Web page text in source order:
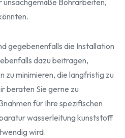
Bohrarbeiten,
gegebenenfalls die Installation
dazu beitragen,
zu minimieren, die langfristig zu
beraten Sie gerne zu
für Ihre spezifischen
wasserleitung kunststoff
wird.